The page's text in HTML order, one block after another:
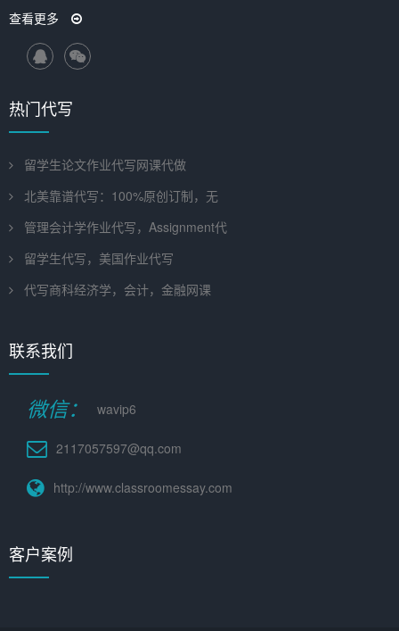
查看更多
热门代写
留学生论文作业代写网课代做
北美靠谱代写：100%原创订制，无
管理会计学作业代写，Assignment代
留学生代写，美国作业代写
代写商科经济学，会计，金融网课
联系我们
微信： wavip6
2117057597@qq.com
http://www.classroomessay.com
客户案例